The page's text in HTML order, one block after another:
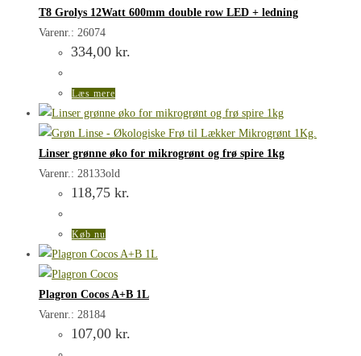
T8 Grolys 12Watt 600mm double row LED + ledning
Varenr.: 26074
334,00 kr.
Læs mere
Linser grønne øko for mikrogrønt og frø spire 1kg
Varenr.: 28133old
118,75 kr.
Køb nu
Plagron Cocos A+B 1L
Varenr.: 28184
107,00 kr.